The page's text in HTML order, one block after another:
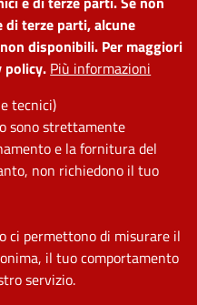
terze parti, alcune
disponibili. Per maggiori
policy. Più informazioni
tecnici)
sono strettamente
e la fornitura del
non richiedono il tuo
ci permettono di misurare il
il tuo comportamento
servizio.
di miglioramento dei
servizi